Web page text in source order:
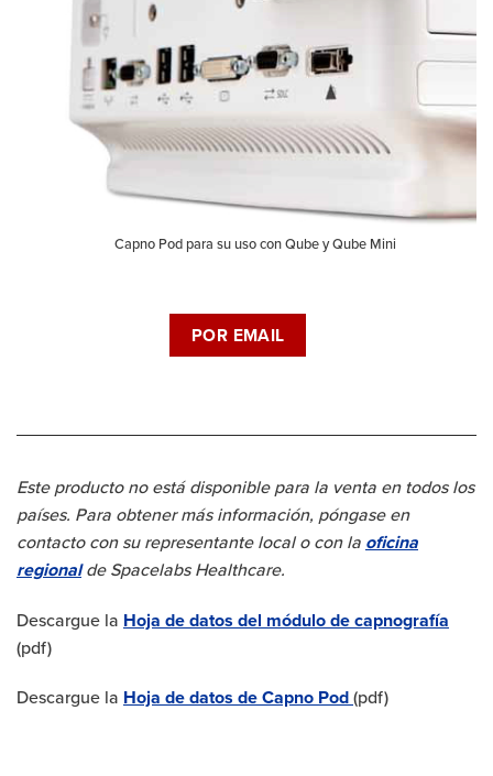
Capno Pod para su uso con Qube y Qube Mini
POR EMAIL
Este producto no está disponible para la venta en todos los
países. Para obtener más información, póngase en
contacto con su representante local o con la oficina
regionalde Spacelabs Healthcare.
Descargue la Hoja de datos del módulo de capnografía
(pdf)
Descargue la Hoja de datos de Capno Pod(pdf)